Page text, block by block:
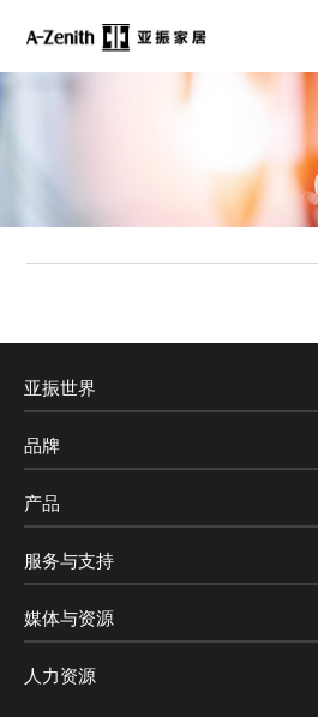
亚振世界
品牌
产品
服务与支持
媒体与资源
人力资源